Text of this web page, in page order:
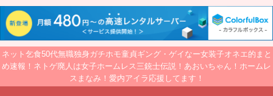
ネット乞食50代無職独身ガチホモ童貞ギング・ゲイなー女装子オネエ的まと
め速報！ネトゲ廃人は女子ホームレス三銃士伝説！あおいちゃん！ホームレ
スまなみ！愛内アイラ応援してます！